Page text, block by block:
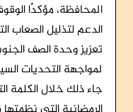
المحافظة، مؤكدًا
الدعم لتذليل
تعزيز وحدة الصف
لمواجهة التحديات
جاء ذلك خلال الكلمة